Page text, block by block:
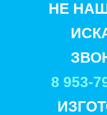
НЕ
8 953-